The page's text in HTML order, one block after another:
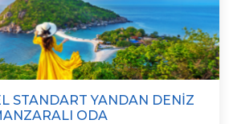
STANDART YANDAN DENIZ
ODA